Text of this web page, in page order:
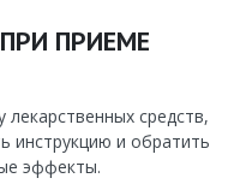
ПРИЕМЕ
средств,
инструкцию и обратить
эффекты.